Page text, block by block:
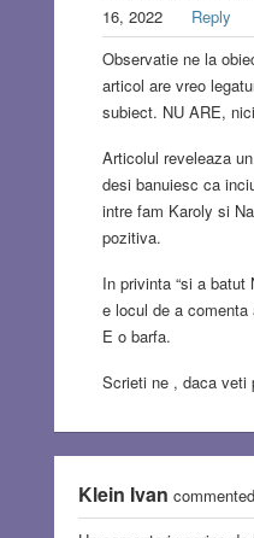
16, 2022
Reply
Observatie ne la
articol are vreo
subiect. NU ARE,
Articolul reveleaza
desi banuiesc ca
intre fam Karoly si
pozitiva.
In privinta “si a batut
e locul de a comenta
E o barfa.
Scrieti ne , daca veti
Klein Ivan